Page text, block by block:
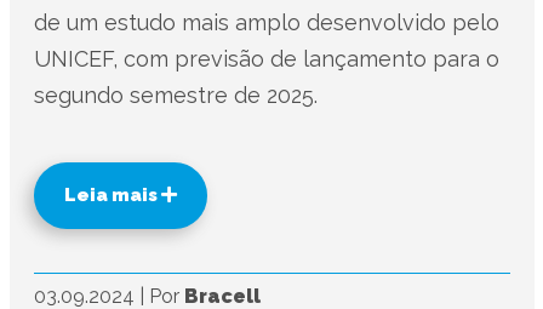
de um estudo mais amplo desenvolvido pelo
UNICEF, com previsão de lançamento para o
segundo semestre de 2025.
Leia mais
03.09.2024 Por Bracell